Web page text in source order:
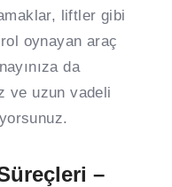
liftler gibi
oynayan araç
da
ve uzun vadeli
–